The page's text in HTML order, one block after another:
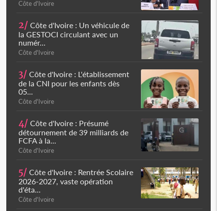
Côte d'Ivoire
2/ Côte d'Ivoire : Un véhicule de
la GESTOCI circulant avec un
numér...
Côte d'Ivoire
3/ Côte d'Ivoire : L'établissement
de la CNI pour les enfants dès
05...
Côte d'Ivoire
4/ Côte d'Ivoire : Présumé
détournement de 39 milliards de
FCFA à la...
Côte d'Ivoire
5/ Côte d'Ivoire : Rentrée Scolaire
2026-2027, vaste opération
d'éta...
Côte d'Ivoire